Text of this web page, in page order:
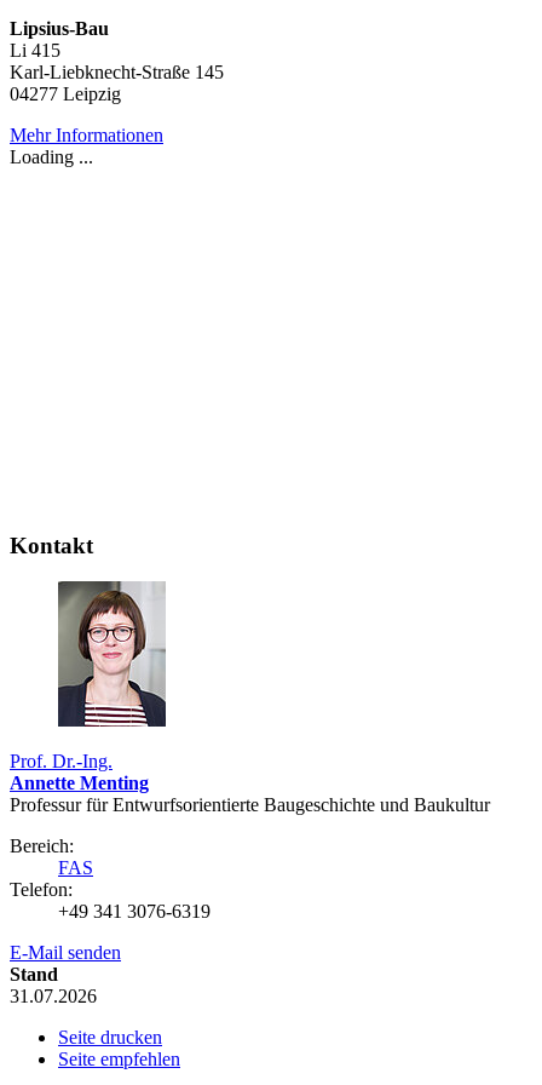
Lipsius-Bau
Li 415
Karl-Liebknecht-Straße 145
04277 Leipzig
Mehr Informationen
Loading ...
Kontakt
Prof. Dr.-Ing.
Annette Menting
Professur für Entwurfsorientierte Baugeschichte und Baukultur
Bereich:
FAS
Telefon:
+49 341 3076-6319
E-Mail senden
Stand
31.07.2026
Seite drucken
Seite empfehlen